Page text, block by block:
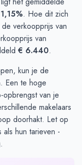
1,15%. Hoe dit zich
verkoopprijs van
van
€ 6.440.
kun je de
Een te hoge
van je
makelaars
doorhakt. Let op
hun tarieven -